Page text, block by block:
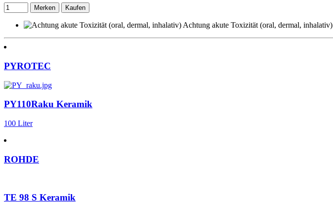
Merken Kaufen
Achtung akute Toxizität (oral, dermal, inhalativ)
PYROTEC
PY110Raku Keramik
100 Liter
ROHDE
TE 98 S Keramik